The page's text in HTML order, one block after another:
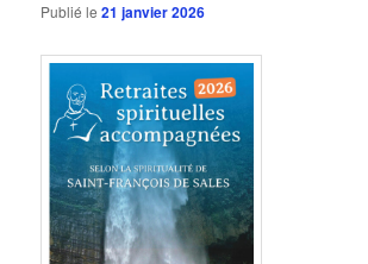
Publié le21 janvier 2026